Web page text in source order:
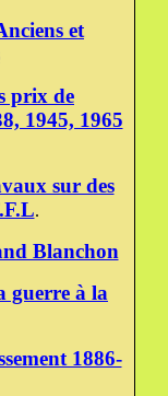
et
prix de
1945, 1965
sur des
.
Blanchon
guerre à la
1886-